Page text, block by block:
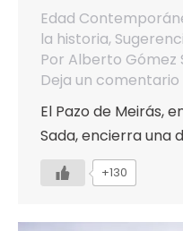
Edad
la historia,
Por Alberto Gómez
Deja un comentario
El Pazo de Meirás,
Sada, encierra una
+130